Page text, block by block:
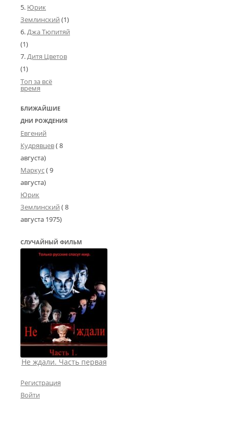
Юрик
Землинский (1)
Джа Тюпитяй
(1)
Дитя Цветов
(1)
Топ за всё
время
БЛИЖАЙШИЕ
ДНИ РОЖДЕНИЯ
Евгений
Кудрявцев( 8
августа)
Маркус( 9
августа)
Юрик
Землинский (8
августа 1975)
СЛУЧАЙНЫЙ ФИЛЬМ
Не ждали. Часть первая
Регистрация
Войти